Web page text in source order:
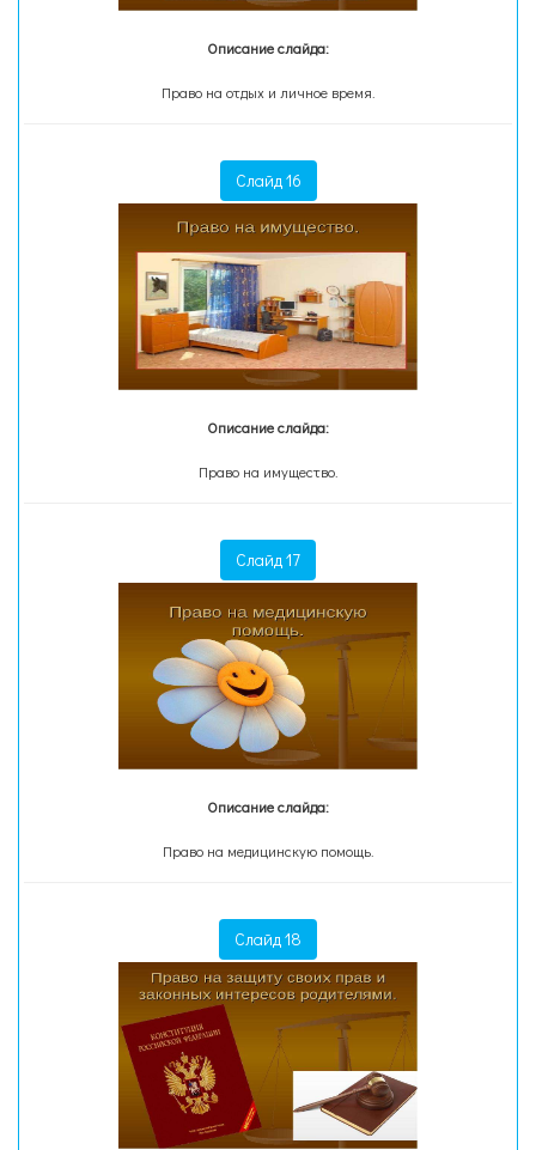
Описание слайда:
Право на отдых и личное время.
Слайд 16
Описание слайда:
Право на имущество.
Слайд 17
Описание слайда:
Право на медицинскую помощь.
Слайд 18